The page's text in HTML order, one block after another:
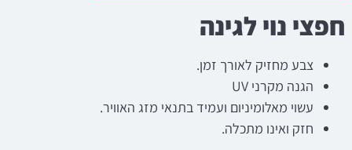
חפצי נוי לגינה
צבע מחזיק לאורך זמן.
הגנה מקרני UV
עשוי מאלומיניום ועמיד בתנאי מזג האוויר.
חזק ואינו מתכלה.